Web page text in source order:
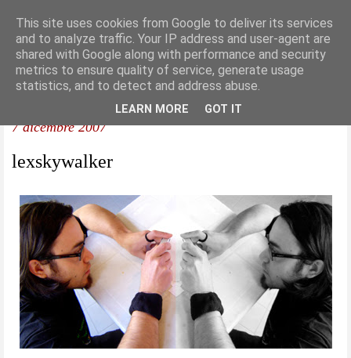
7 dicembre 2007
lexskywalker
This site uses cookies from Google to deliver its services
and to analyze traffic. Your IP address and user-agent are
shared with Google along with performance and security
metrics to ensure quality of service, generate usage
statistics, and to detect and address abuse.
LEARN MORE GOT IT